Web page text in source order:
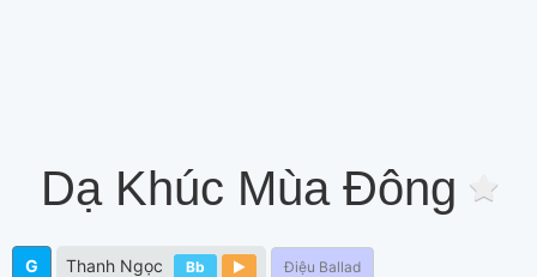
Dạ Khúc Mùa Đông
G Thanh Ngọc Bb Điệu Ballad